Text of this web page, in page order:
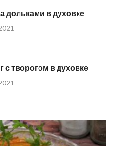
дольками в духовке
с творогом в духовке